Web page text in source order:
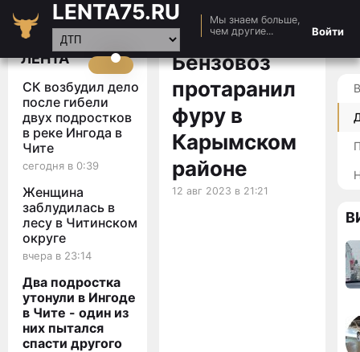
LENTA75.RU
Мы знаем больше,
чем другие...
Войти
Главная
Новости
Видео
Статьи
ЛЕНТА
СК возбудил дело
после гибели
двух подростков
в реке Ингода в
Чите
сегодня в 0:39
Женщина
заблудилась в
лесу в Читинском
округе
вчера в 23:14
Два подростка
утонули в Ингоде
в Чите - один из
них пытался
спасти другого
Бензовоз
протаранил
фуру в
Карымском
районе
12 авг 2023 в 21:21